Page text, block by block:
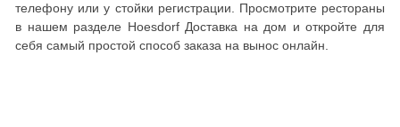
телефону или у стойки регистрации. Просмотрите рестораны
в нашем разделе Hoesdorf Доставка на дом и откройте для
себя самый простой способ заказа на вынос онлайн.